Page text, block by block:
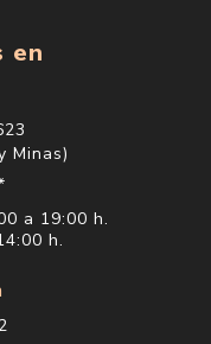
en
Minas)
a 19:00 h.
h.